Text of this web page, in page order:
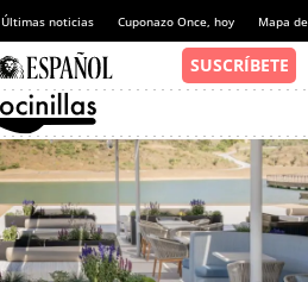
Últimas noticias Cuponazo Once, hoy Mapa